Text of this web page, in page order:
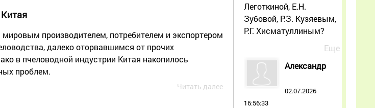
производителем, потребителем и экспортером
далеко оторвавшимся от прочих
в пчеловодной индустрии Китая накопилось
проблем.
Читать далее
Леготкиной, Е.Н.
Зубовой, Р.З. Кузяевым,
Р.Г. Хисматуллиным?
Еще
Александр
02.07.2026
16:56:33